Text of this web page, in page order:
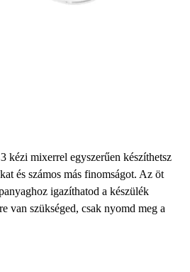
kézi mixerrel egyszerűen készíthetsz
és számos más finomságot. Az öt
igazíthatod a készülék
van szükséged, csak nyomd meg a